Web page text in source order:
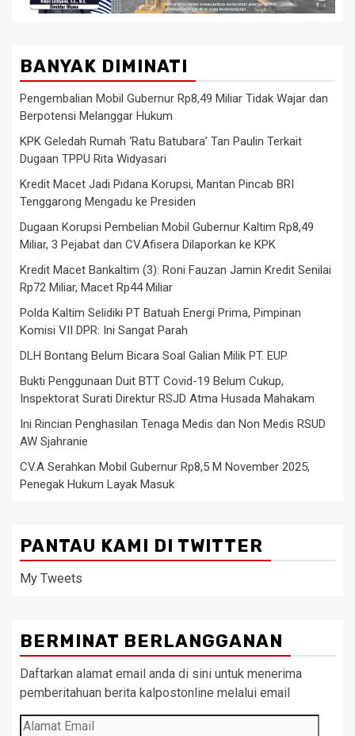
BANYAK DIMINATI
Pengembalian Mobil Gubernur Rp8,49 Miliar Tidak Wajar dan
Berpotensi Melanggar Hukum
KPK Geledah Rumah ‘Ratu Batubara’ Tan Paulin Terkait
Dugaan TPPU Rita Widyasari
Kredit Macet Jadi Pidana Korupsi, Mantan Pincab BRI
Tenggarong Mengadu ke Presiden
Dugaan Korupsi Pembelian Mobil Gubernur Kaltim Rp8,49
Miliar, 3 Pejabat dan CV.Afisera Dilaporkan ke KPK
Kredit Macet Bankaltim (3): Roni Fauzan Jamin Kredit Senilai
Rp72 Miliar, Macet Rp44 Miliar
Polda Kaltim Selidiki PT Batuah Energi Prima, Pimpinan
Komisi VII DPR: Ini Sangat Parah
DLH Bontang Belum Bicara Soal Galian Milik PT. EUP
Bukti Penggunaan Duit BTT Covid-19 Belum Cukup,
Inspektorat Surati Direktur RSJD Atma Husada Mahakam
Ini Rincian Penghasilan Tenaga Medis dan Non Medis RSUD
AW Sjahranie
CV.A Serahkan Mobil Gubernur Rp8,5 M November 2025,
Penegak Hukum Layak Masuk
PANTAU KAMI DI TWITTER
My Tweets
BERMINAT BERLANGGANAN
Daftarkan alamat email anda di sini untuk menerima
pemberitahuan berita kalpostonline melalui email
Alamat